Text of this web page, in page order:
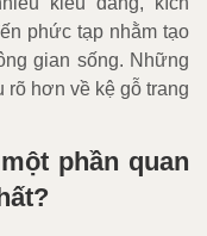
phức tạp nhằm tạo
gian sống. Những
rõ hơn về kệ gỗ trang
phần quan